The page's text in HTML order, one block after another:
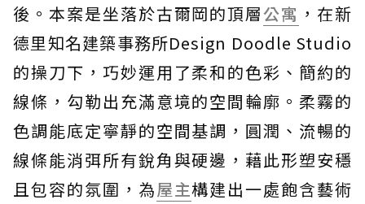
後。本案是坐落於古爾岡的頂層公寓 ，在新
德里知名建築事務所Design Doodle Studio
的操刀下，巧妙運用了柔和的色彩、簡約的
線條，勾勒出充滿意境的空間輪廓。柔霧的
色調能底定寧靜的空間基調，圓潤、流暢的
線條能消弭所有銳角與硬邊，藉此形塑安穩
且包容的氛圍，為屋主構建出一處飽含藝術